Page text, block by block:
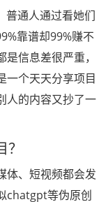
通人通过看她们
靠谱却99%赚不
信息差很严重，
一个天天分享项目
人的内容又抄了一
、短视频都会发
chatgpt等伪原创